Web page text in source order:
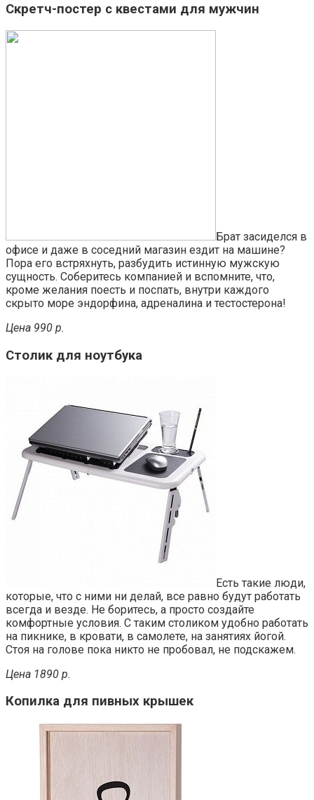
Скретч-постер с квестами для мужчин
Брат засиделся в
офисе и даже в соседний магазин ездит на машине?
Пора его встряхнуть, разбудить истинную мужскую
сущность. Соберитесь компанией и вспомните, что,
кроме желания поесть и поспать, внутри каждого
скрыто море эндорфина, адреналина и тестостерона!
Цена 990 р.
Столик для ноутбука
Есть такие люди,
которые, что с ними ни делай, все равно будут работать
всегда и везде. Не боритесь, а просто создайте
комфортные условия. С таким столиком удобно работать
на пикнике, в кровати, в самолете, на занятиях йогой.
Стоя на голове пока никто не пробовал, не подскажем.
Цена 1890 р.
Копилка для пивных крышек